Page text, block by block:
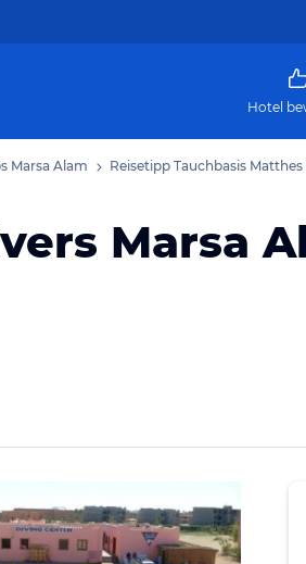
Hotel
Marsa Alam Reisetipp Tauchbasis
Marsa